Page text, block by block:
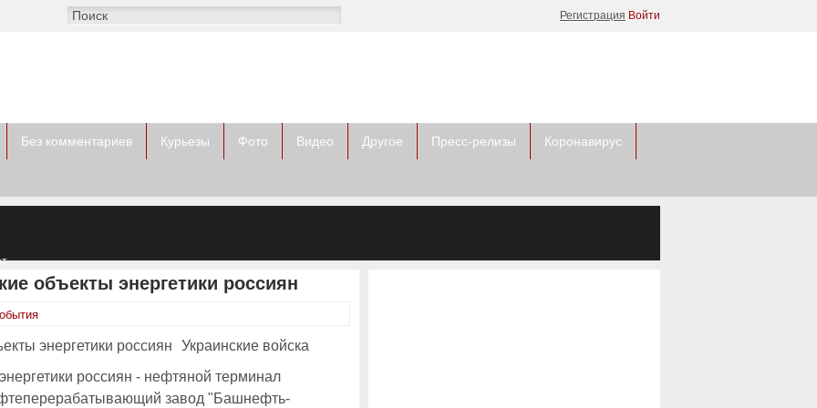
Регистрация Войти
Без комментариев Курьезы Фото Видео Другое Пресс-релизы Коронавирус
объекты энергетики россиян
Украинские войска
россиян - нефтяной терминал
завод "Башнефть-